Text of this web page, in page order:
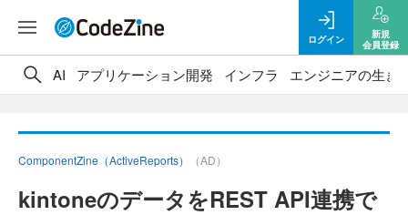
ログイン
新規
会員登録
AI アプリケーション開発 インフラ エンジニアの生き
ComponentZine（ActiveReports） （AD）
kintoneのデータをREST API連携で